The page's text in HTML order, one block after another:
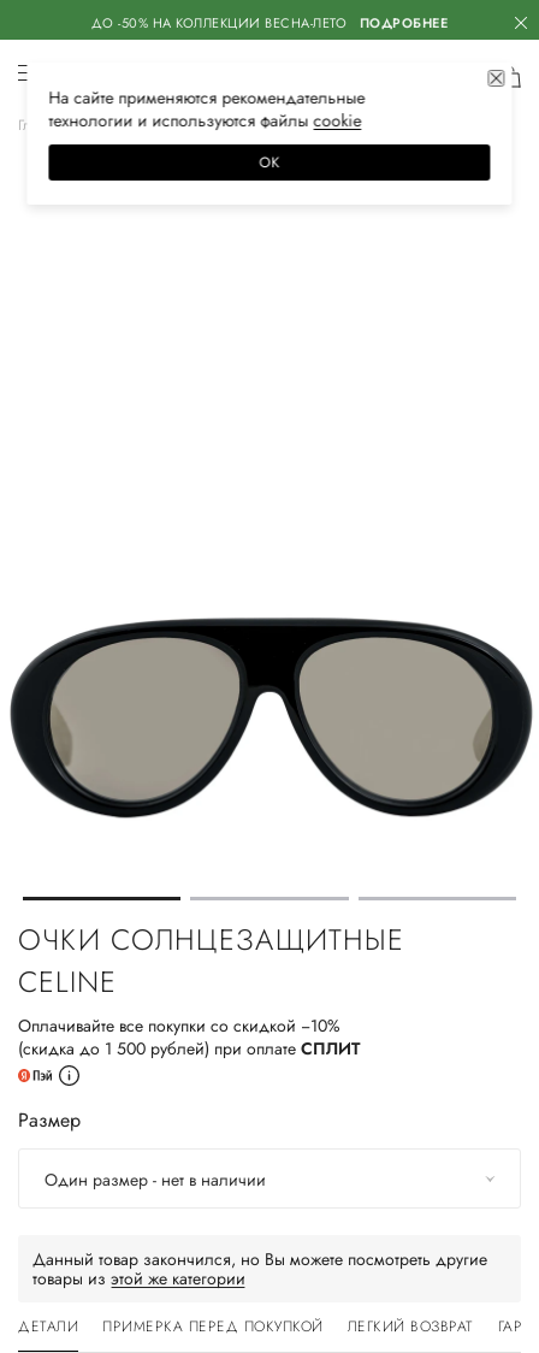
ДО -50% НА КОЛЛЕКЦИИ ВЕСНА-ЛЕТО ПОДРОБНЕЕ
Главная Женская Аксессуары Очки
ОЧКИ СОЛНЦЕЗАЩИТНЫЕ
CELINE
Оплачивайте все покупки со скидкой −10%
(скидка до 1 500 рублей) при оплате СПЛИТ
Размер
Один размер - нет в наличии
Данный товар закончился, но Вы можете посмотреть другие
товары из этой же категории
ДЕТАЛИ ПРИМЕРКА ПЕРЕД ПОКУПКОЙ ЛЕГКИЙ ВОЗВРАТ
На сайте применяются рекомендательные
технологии и используются файлысооkiе
ОК